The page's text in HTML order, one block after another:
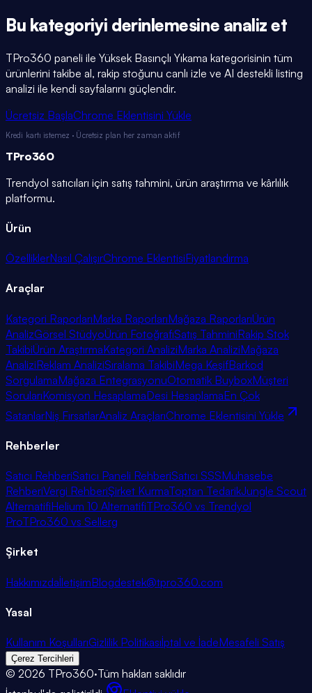
Bu kategoriyi derinlemesine analiz et
TPro360 paneli ile Yüksek Basınçlı Yıkama kategorisinin tüm
ürünlerini takibe al, rakip stoğunu canlı izle ve AI destekli listing
analizi ile kendi sayfalarını güçlendir.
Ücretsiz BaşlaChrome Eklentisini Yükle
Kredi kartı istemez · Ücretsiz plan her zaman aktif
TPro360
Trendyol satıcıları için satış tahmini, ürün araştırma ve kârlılık
platformu.
Ürün
ÖzelliklerNasıl ÇalışırChrome EklentisiFiyatlandırma
Araçlar
Kategori RaporlarıMarka RaporlarıMağaza RaporlarıÜrün
AnalizGörsel StüdyoÜrün FotoğrafıSatış TahminiRakip Stok
TakibiÜrün AraştırmaKategori AnaliziMarka AnaliziMağaza
AnaliziReklam AnaliziSıralama TakibiMega KeşifBarkod
SorgulamaMağaza EntegrasyonuOtomatik BuyboxMüşteri
SorularıKomisyon HesaplamaDesi HesaplamaEn Çok
SatanlarNiş FırsatlarAnaliz AraçlarıChrome Eklentisini Yükle
Rehberler
Satıcı RehberiSatıcı Paneli RehberiSatıcı SSSMuhasebe
RehberiVergi RehberiŞirket KurmaToptan TedarikJungle Scout
AlternatifiHelium 10 AlternatifiTPro360 vs Trendyol
ProTPro360 vs Sellerg
Şirket
HakkımızdaİletişimBlogdestek@tpro360.com
Yasal
Kullanım KoşullarıGizlilik Politikasıİptal ve İadeMesafeli Satış
Çerez Tercihleri
© 2026 TPro360·Tüm hakları saklıdır